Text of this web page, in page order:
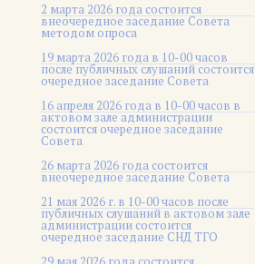
2 марта 2026 года состоится
внеочередное заседание Совета
методом опроса
19 марта 2026 года в 10-00 часов
после публичных слушаний состоится
очередное заседание Совета
16 апреля 2026 года в 10-00 часов в
актовом зале администрации
состоится очередное заседание
Совета
26 марта 2026 года состоится
внеочередное заседание Совета
21 мая 2026 г. в 10-00 часов после
публичных слушаний в актовом зале
администрации состоится
очередное заседание СНД ТГО